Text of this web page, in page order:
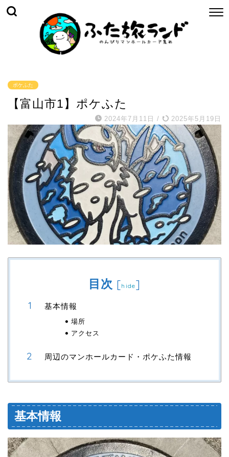
ポケふた
【富山市1】ポケふた
2024年7月11日 / 2025年5月19日
目次 [hide]
基本情報
場所
アクセス
周辺のマンホールカード・ポケふた情報
基本情報